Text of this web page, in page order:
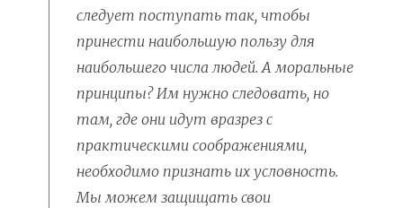
следует поступать так, чтобы
принести наибольшую пользу для
наибольшего числа людей. А моральные
принципы? Им нужно следовать, но
там, где они идут вразрез с
практическими соображениями,
необходимо признать их условность.
Мы можем защищать свои